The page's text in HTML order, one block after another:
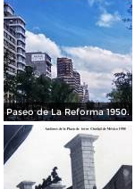
Paseo de La Reforma 1950.